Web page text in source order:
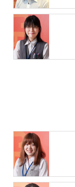
運転するのが怖い
が、教習所に通っ
初めてマイカーを
していました！海
して車を出してい
趣味
ってドライブした
友人と旅行へ行っ
恐ろしかったこと
事、湖の上にかか
ちょっと